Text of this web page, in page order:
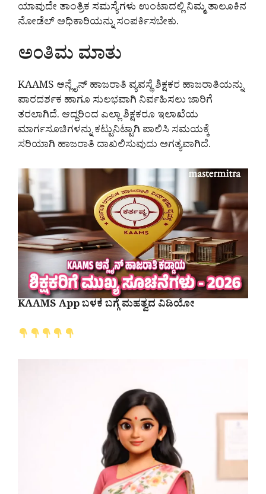
ಯಾವುದೇ ತಾಂತ್ರಿಕ ಸಮಸ್ಯೆಗಳು ಉಂಟಾದಲ್ಲಿ ನಿಮ್ಮ ತಾಲೂಕಿನ
ನೋಡೆಲ್ ಅಧಿಕಾರಿಯನ್ನು ಸಂಪರ್ಕಿಸಬೇಕು.
ಅಂತಿಮ ಮಾತು
KAAMS ಆನ್ಲೈನ್ ಹಾಜರಾತಿ ವ್ಯವಸ್ಥೆ ಶಿಕ್ಷಕರ ಹಾಜರಾತಿಯನ್ನು
ಪಾರದರ್ಶಕ ಹಾಗೂ ಸುಲಭವಾಗಿ ನಿರ್ವಹಿಸಲು ಜಾರಿಗೆ
ತರಲಾಗಿದೆ. ಆದ್ದರಿಂದ ಎಲ್ಲಾ ಶಿಕ್ಷಕರೂ ಇಲಾಖೆಯ
ಮಾರ್ಗಸೂಚಿಗಳನ್ನು ಕಟ್ಟುನಿಟ್ಟಾಗಿ ಪಾಲಿಸಿ ಸಮಯಕ್ಕೆ
ಸರಿಯಾಗಿ ಹಾಜರಾತಿ ದಾಖಲಿಸುವುದು ಅಗತ್ಯವಾಗಿದೆ.
KAAMS App ಬಳಕೆ ಬಗ್ಗೆ ಮಹತ್ವದ ವಿಡಿಯೋ